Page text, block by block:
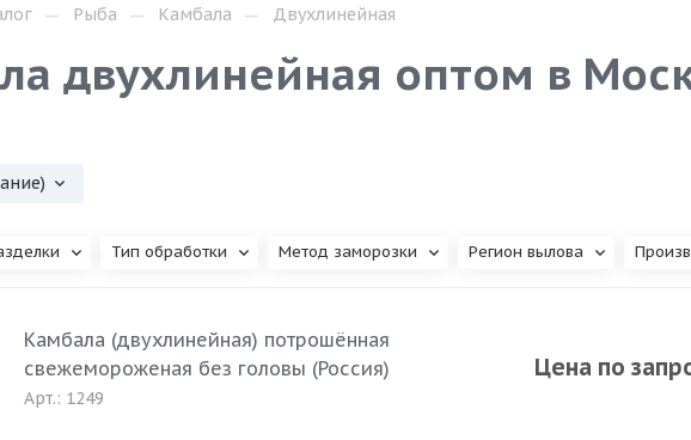
— Рыба — Камбала — Двухлинейная
двухлинейная оптом в
Тип обработки Метод заморозки Регион вылова
Камбала (двухлинейная) потрошённая
свежемороженая без головы (Россия)
Арт.: 1249
Цена по